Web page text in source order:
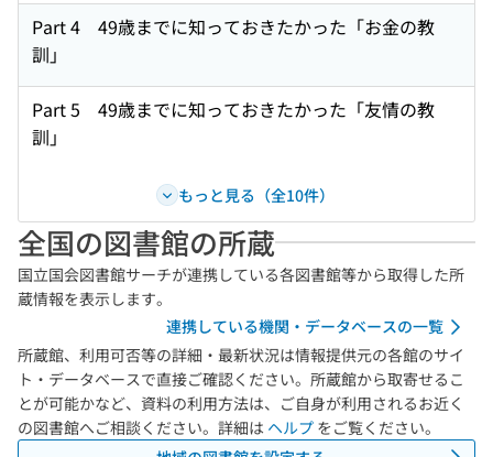
Part 4 49歳までに知っておきたかった「お金の教
訓」
Part 5 49歳までに知っておきたかった「友情の教
訓」
もっと見る（全10件）
全国の図書館の所蔵
国立国会図書館サーチが連携している各図書館等から取得した所
蔵情報を表示します。
連携している機関・データベースの一覧
所蔵館、利用可否等の詳細・最新状況は情報提供元の各館のサイ
ト・データベースで直接ご確認ください。所蔵館から取寄せるこ
とが可能かなど、資料の利用方法は、ご自身が利用されるお近く
の図書館へご相談ください。詳細は ヘルプ をご覧ください。